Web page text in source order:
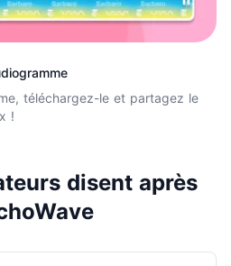
téléchargez-le et partagez le
!
disent après